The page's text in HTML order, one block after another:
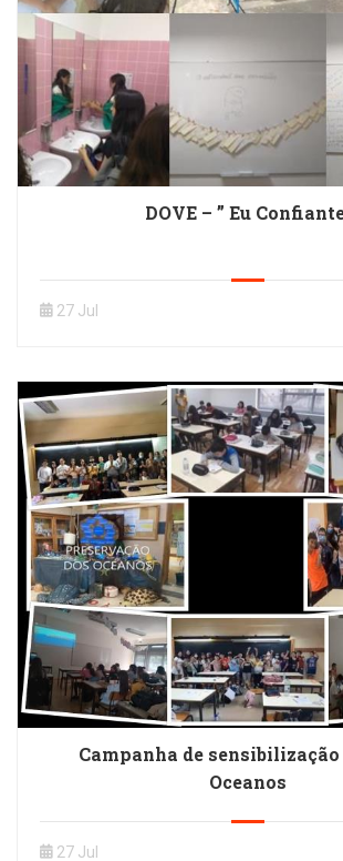
DOVE – ” Eu
27 Jul
Campanha de sensibilização
Oceanos
27 Jul